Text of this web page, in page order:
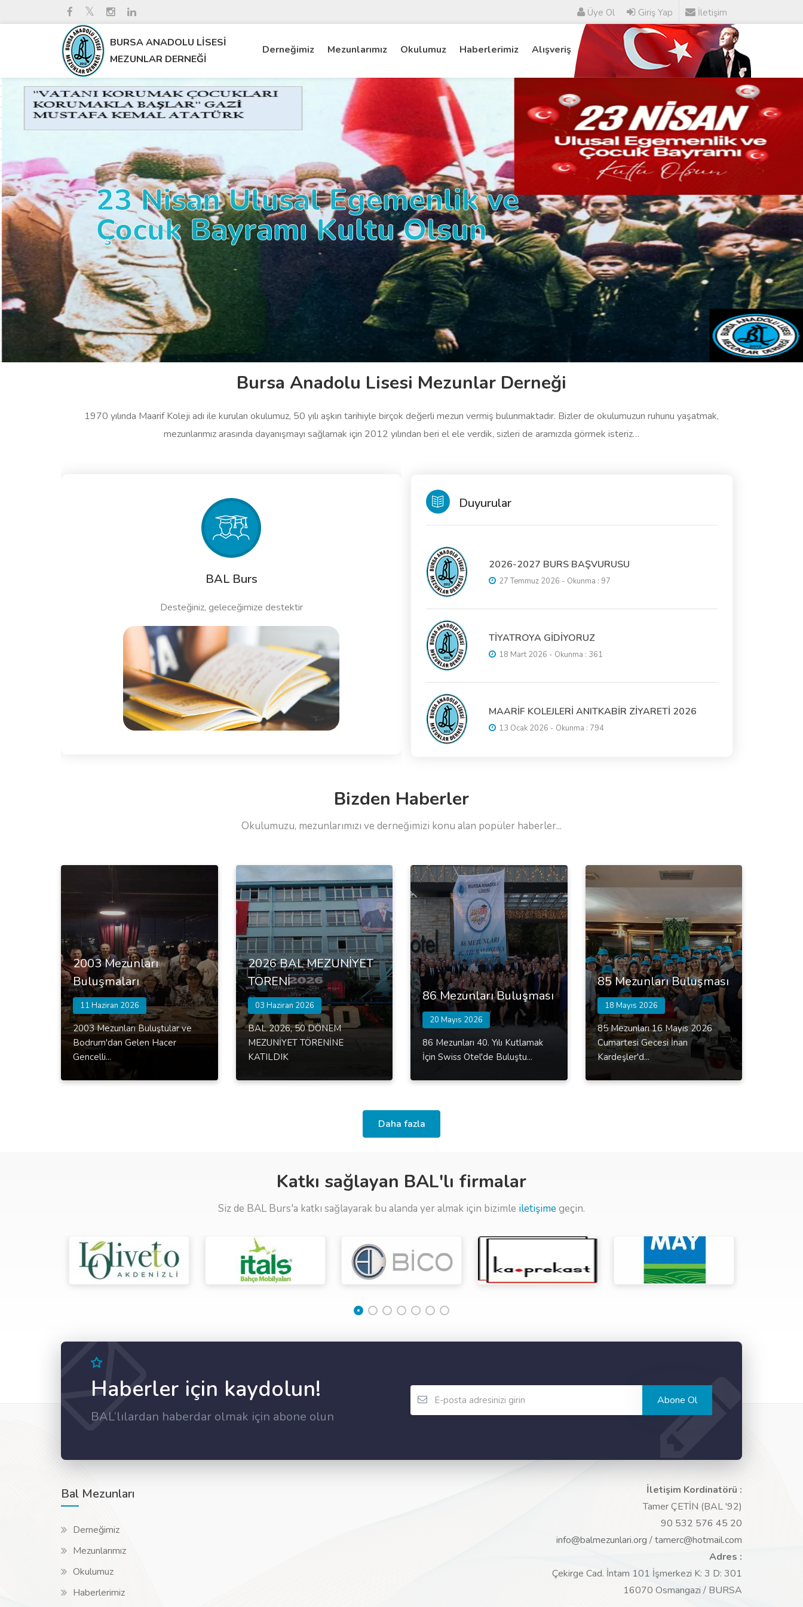
İletişim
Giriş Yap
Üye Ol
BURSA ANADOLU LİSESİ
MEZUNLAR DERNEĞİ
Derneğimiz Mezunlarımız Okulumuz Haberlerimiz Alışveriş
23 Nisan Ulusal Egemenlik ve
Çocuk Bayramı Kultu Olsun
Bursa Anadolu Lisesi Mezunlar Derneği
1970 yılında Maarif Koleji adı ile kurulan okulumuz, 50 yılı aşkın tarihiyle birçok değerli mezun vermiş bulunmaktadır. Bizler de okulumuzun ruhunu yaşatmak,
mezunlarımız arasında dayanışmayı sağlamak için 2012 yılından beri el ele verdik, sizleri de aramızda görmek isteriz…
BAL Burs
Desteğiniz, geleceğimize destektir
Duyurular
2026-2027 BURS BAŞVURUSU
27 Temmuz 2026 - Okunma : 97
TİYATROYA GİDİYORUZ
18 Mart 2026 - Okunma : 361
MAARİF KOLEJLERİ ANITKABİR ZİYARETİ 2026
13 Ocak 2026 - Okunma : 794
Bizden Haberler
Okulumuzu, mezunlarımızı ve derneğimizi konu alan popüler haberler...
2003 Mezunları
Buluşmaları
11 Haziran 2026
2003 Mezunları Buluştular ve
Bodrum'dan Gelen Hacer
Gencelli...
2026 BAL MEZUNİYET
TÖRENİ
03 Haziran 2026
BAL 2026, 50 DÖNEM
MEZUNİYET TÖRENİNE
KATILDIK
86 Mezunları Buluşması
20 Mayıs 2026
86 Mezunları 40. Yılı Kutlamak
İçin Swiss Otel'de Buluştu...
85 Mezunları Buluşması
18 Mayıs 2026
85 Mezunları 16 Mayıs 2026
Cumartesi Gecesi İnan
Kardeşler'd...
Daha fazla
Katkı sağlayan BAL'lı firmalar
Siz de BAL Burs'a katkı sağlayarak bu alanda yer almak için bizimle iletişimegeçin.
Haberler için kaydolun!
BAL’lılardan haberdar olmak için abone olun
Abone Ol
Bal Mezunları
Derneğimiz
Mezunlarımız
Okulumuz
Haberlerimiz
İletişim Kordinatörü :
Tamer ÇETİN (BAL '92)
90 532 576 45 20
info@balmezunlari.org /tamerc@hotmail.com
Adres :
Çekirge Cad. İntam 101 İşmerkezi K: 3 D: 301
16070 Osmangazi / BURSA